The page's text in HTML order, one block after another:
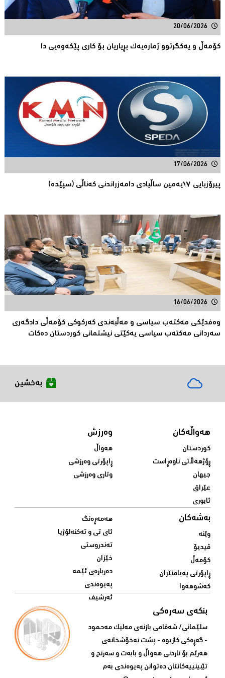
20/06/2026
كۆمەڵ و یەكگرتوو ژمارەیەك بڕیاریان بۆ كاری پێكەوەیی دا
17/06/2026
پیرۆزبایی ١٧یەمین ساڵیادی دامەزراندنی کەناڵی (سپێدە)
16/06/2026
وەفدێکی مەکتەب سیاسی و مەڵبەندی کەرکوکی کۆمەڵی دادگەری
سەردانی مەکتەب سیاسی یەکێتی نیشتمانی کوردستان دەکات
بەخشین
هەواڵەکان
کوردستان
ڕۆژهەڵاتی ناوەڕاست
جیهان
عێراق
ئابوری
وەرزش
هەواڵ
ڕاپۆرتی وەرزشی
وتاری وەرزشی
بەشەکان
وێنە
ڤیدیۆ
کۆمەڵ
ڕاپۆرتی پەیامنێران
کەشوهەوا
هەمەڕەنگ
ئای تی و تەکنەلۆژیا
تەندروستی
خێزان
دەربارەی ئێمە
پەیوەندی
ئەرشیف
بنکەی سەرەکی
سلێمانی/ شه‌قامی بازنه‌ی مه‌لیک مه‌حمود
- گه‌ڕه‌کی کازیوه‌ - پشت نه‌خۆشخانه‌ی‌
هه‌رێم بۆ ناردنی‌ هه‌واڵ و بابه‌ت و سه‌رنج و
تێبینییه‌كانتان ده‌توانن په‌یوه‌ندی‌ به‌م